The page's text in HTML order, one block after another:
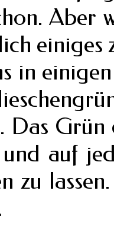
Aber
einiges
in
Das
auf
zu